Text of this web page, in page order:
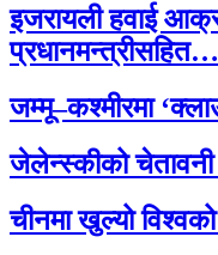
इजरायली हवाई
प्रधानमन्त्रीसहित…
जम्मू–कश्मीरमा
जेलेन्स्कीको
चीनमा खुल्यो